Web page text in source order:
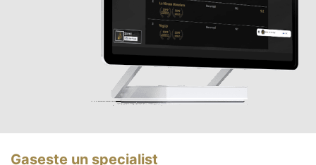
Gasește un specialist